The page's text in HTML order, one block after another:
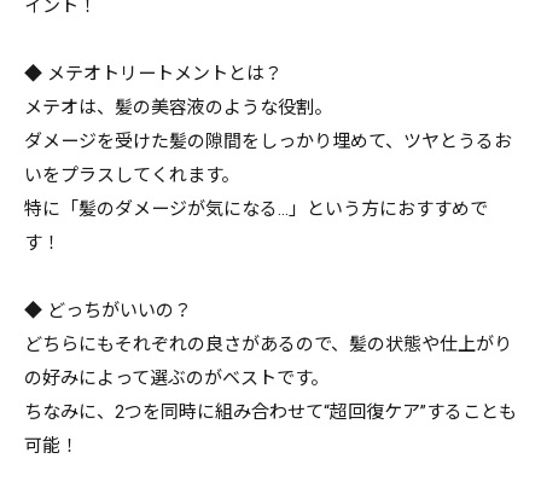
イント！
◆ メテオトリートメントとは？
メテオは、髪の美容液のような役割。
ダメージを受けた髪の隙間をしっかり埋めて、ツヤとうるお
いをプラスしてくれます。
特に「髪のダメージが気になる…」という方におすすめで
す！
◆ どっちがいいの？
どちらにもそれぞれの良さがあるので、髪の状態や仕上がり
の好みによって選ぶのがベストです。
ちなみに、2つを同時に組み合わせて“超回復ケア”することも
可能！